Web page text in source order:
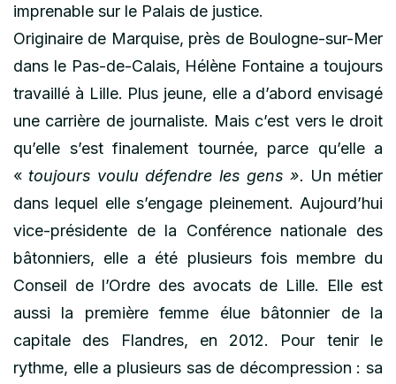
imprenable sur le Palais de justice.
Originaire de Marquise, près de Boulogne-sur-Mer
dans le Pas-de-Calais, Hélène Fontaine a toujours
travaillé à Lille. Plus jeune, elle a d’abord envisagé
une carrière de journaliste. Mais c’est vers le droit
qu’elle s’est finalement tournée, parce qu’elle a
« toujours voulu défendre les gens ». Un métier
dans lequel elle s’engage pleinement. Aujourd’hui
vice-présidente de la Conférence nationale des
bâtonniers, elle a été plusieurs fois membre du
Conseil de l’Ordre des avocats de Lille. Elle est
aussi la première femme élue bâtonnier de la
capitale des Flandres, en 2012. Pour tenir le
rythme, elle a plusieurs sas de décompression : sa